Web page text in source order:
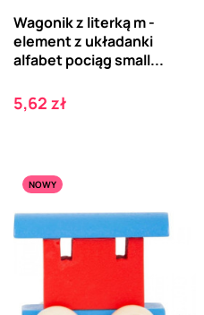
Wagonik z literką m -
element z układanki
alfabet pociąg small...
Cena
5,62 zł
NOWY